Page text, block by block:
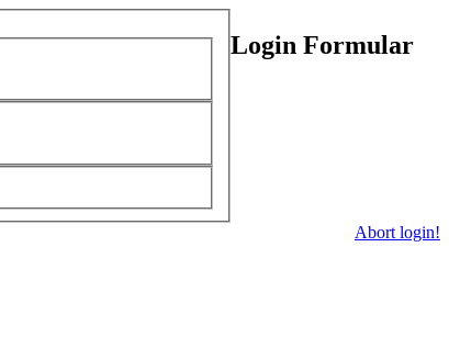
Login Formular
Abort login!